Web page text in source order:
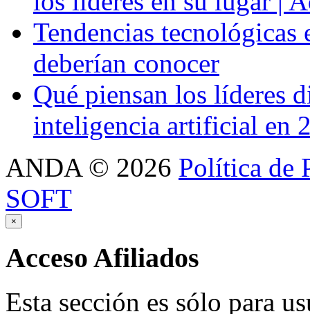
Tendencias tecnológicas
deberían conocer
Qué piensan los líderes
inteligencia artificial en
ANDA © 2026 Política de
SOFT
×
Acceso Afiliados
Esta sección es sólo para